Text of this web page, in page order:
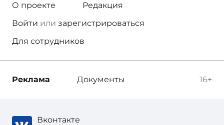
О проекте
Редакция
Войти или зарегистрироваться
Для сотрудников
16+
Реклама Документы
Вконтакте